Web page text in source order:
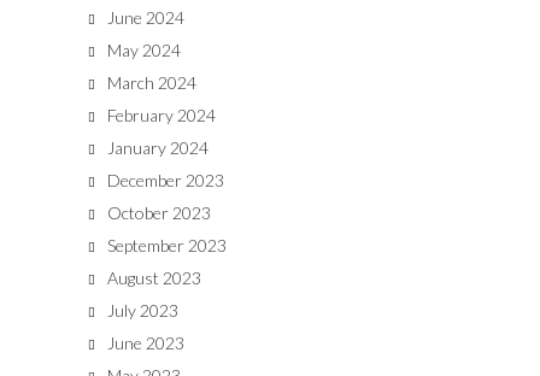
June 2024
May 2024
March 2024
February 2024
January 2024
December 2023
October 2023
September 2023
August 2023
July 2023
June 2023